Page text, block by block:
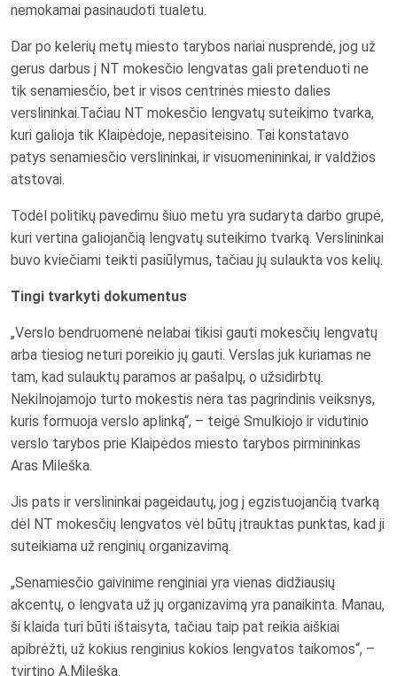
nemokamai pasinaudoti tualetu.
Dar po kelerių metų miesto tarybos nariai nusprendė, jog už
gerus darbus į NT mokesčio lengvatas gali pretenduoti ne
tik senamiesčio, bet ir visos centrinės miesto dalies
verslininkai.Tačiau NT mokesčio lengvatų suteikimo tvarka,
kuri galioja tik Klaipėdoje, nepasiteisino. Tai konstatavo
patys senamiesčio verslininkai, ir visuomenininkai, ir valdžios
atstovai.
Todėl politikų pavedimu šiuo metu yra sudaryta darbo grupė,
kuri vertina galiojančią lengvatų suteikimo tvarką. Verslininkai
buvo kviečiami teikti pasiūlymus, tačiau jų sulaukta vos kelių.
Tingi tvarkyti dokumentus
„Verslo bendruomenė nelabai tikisi gauti mokesčių lengvatų
arba tiesiog neturi poreikio jų gauti. Verslas juk kuriamas ne
tam, kad sulauktų paramos ar pašalpų, o užsidirbtų.
Nekilnojamojo turto mokestis nėra tas pagrindinis veiksnys,
kuris formuoja verslo aplinką“, – teigė Smulkiojo ir vidutinio
verslo tarybos prie Klaipėdos miesto tarybos pirmininkas
Aras Mileška.
Jis pats ir verslininkai pageidautų, jog į egzistuojančią tvarką
dėl NT mokesčių lengvatos vėl būtų įtrauktas punktas, kad ji
suteikiama už renginių organizavimą.
„Senamiesčio gaivinime renginiai yra vienas didžiausių
akcentų, o lengvata už jų organizavimą yra panaikinta. Manau,
ši klaida turi būti ištaisyta, tačiau taip pat reikia aiškiai
apibrėžti, už kokius renginius kokios lengvatos taikomos“, –
tvirtino A.Mileška.